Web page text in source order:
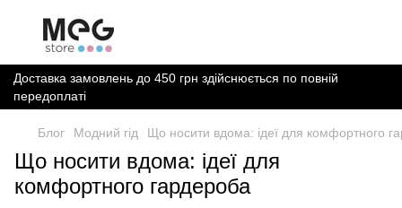
Доставка замовлень до 450 грн здійснюється по повній
передоплаті
Блог Модний гід Що носити вдома: ідеї для комфортного
Що носити вдома: ідеї для
комфортного гардероба